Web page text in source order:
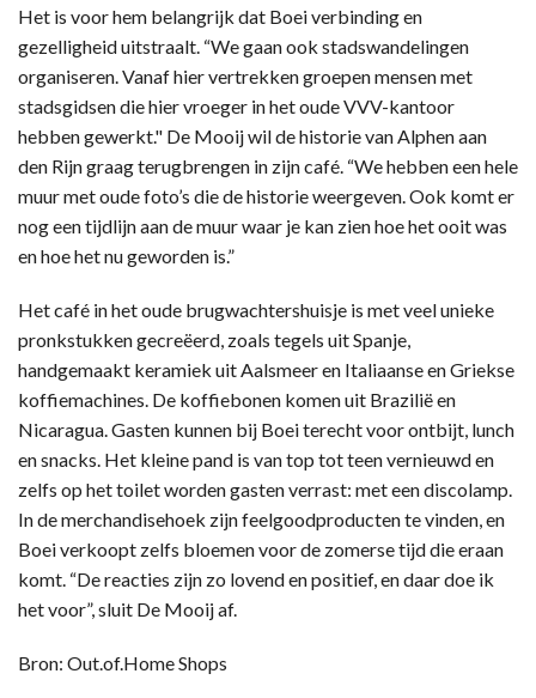
Het is voor hem belangrijk dat Boei verbinding en
gezelligheid uitstraalt. “We gaan ook stadswandelingen
organiseren. Vanaf hier vertrekken groepen mensen met
stadsgidsen die hier vroeger in het oude VVV-kantoor
hebben gewerkt." De Mooij wil de historie van Alphen aan
den Rijn graag terugbrengen in zijn café. “We hebben een hele
muur met oude foto’s die de historie weergeven. Ook komt er
nog een tijdlijn aan de muur waar je kan zien hoe het ooit was
en hoe het nu geworden is.”
Het café in het oude brugwachtershuisje is met veel unieke
pronkstukken gecreëerd, zoals tegels uit Spanje,
handgemaakt keramiek uit Aalsmeer en Italiaanse en Griekse
koffiemachines. De koffiebonen komen uit Brazilië en
Nicaragua. Gasten kunnen bij Boei terecht voor ontbijt, lunch
en snacks. Het kleine pand is van top tot teen vernieuwd en
zelfs op het toilet worden gasten verrast: met een discolamp.
In de merchandisehoek zijn feelgoodproducten te vinden, en
Boei verkoopt zelfs bloemen voor de zomerse tijd die eraan
komt. “De reacties zijn zo lovend en positief, en daar doe ik
het voor”, sluit De Mooij af.
Bron: Out.of.Home Shops